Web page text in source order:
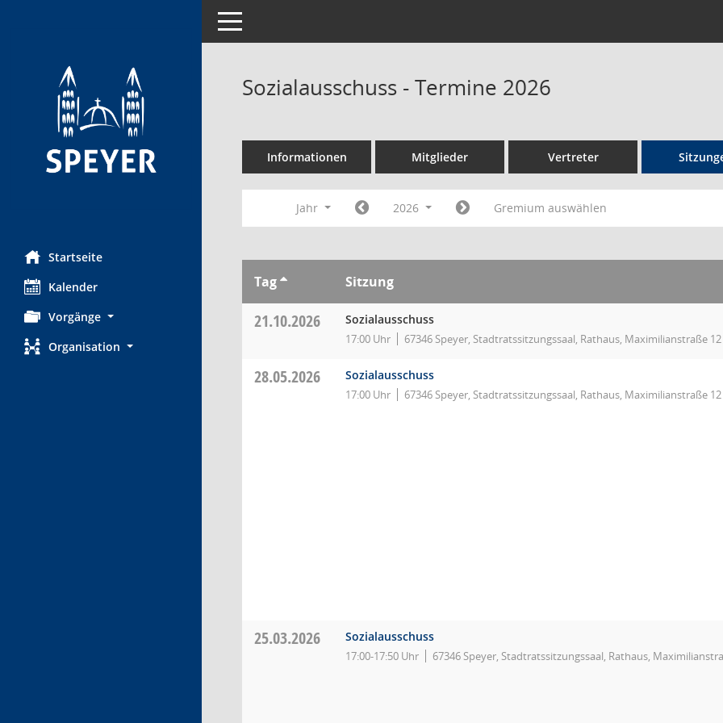
Startseite
Kalender
Vorgänge
Organisation
Toggle navigation
Sozialausschuss - Termine 2026
Informationen Mitglieder Vertreter
Jahr 2026 Gremium auswählen
Tag Sitzung
21.10.2026 Sozialausschuss
17:00 Uhr 67346 Speyer, Stadtratssitzungssaal, Rathaus, Maximilianstraße 12
28.05.2026 Sozialausschuss
17:00 Uhr 67346 Speyer, Stadtratssitzungssaal, Rathaus, Maximilianstraße 12
25.03.2026 Sozialausschuss
17:00-17:50 Uhr 67346 Speyer, Stadtratssitzungssaal, Rathaus,